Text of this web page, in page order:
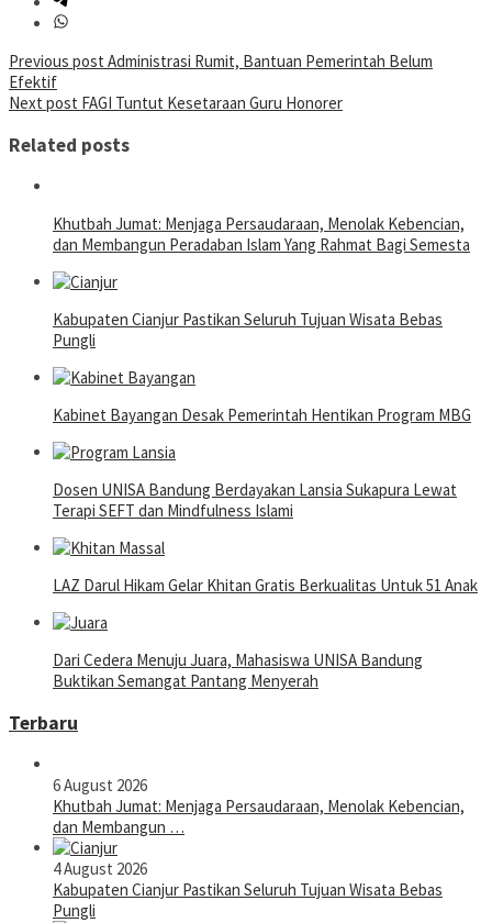
Post
navigation
Previous post Administrasi Rumit, Bantuan Pemerintah Belum
Efektif
Next post FAGI Tuntut Kesetaraan Guru Honorer
Related posts
Khutbah Jumat: Menjaga Persaudaraan, Menolak Kebencian,
dan Membangun Peradaban Islam Yang Rahmat Bagi Semesta
Kabupaten Cianjur Pastikan Seluruh Tujuan Wisata Bebas
Pungli
Kabinet Bayangan Desak Pemerintah Hentikan Program MBG
Dosen UNISA Bandung Berdayakan Lansia Sukapura Lewat
Terapi SEFT dan Mindfulness Islami
LAZ Darul Hikam Gelar Khitan Gratis Berkualitas Untuk 51 Anak
Dari Cedera Menuju Juara, Mahasiswa UNISA Bandung
Buktikan Semangat Pantang Menyerah
Terbaru
6 August 2026
Khutbah Jumat: Menjaga Persaudaraan, Menolak Kebencian,
dan Membangun …
4 August 2026
Kabupaten Cianjur Pastikan Seluruh Tujuan Wisata Bebas
Pungli